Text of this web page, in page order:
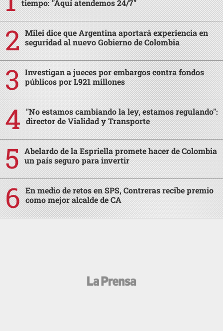
tiempo: "Aquí atendemos 24/7"
Milei dice que Argentina aportará experiencia en
seguridad al nuevo Gobierno de Colombia
Investigan a jueces por embargos contra fondos
públicos por L921 millones
"No estamos cambiando la ley, estamos regulando":
director de Vialidad y Transporte
Abelardo de la Espriella promete hacer de Colombia
un país seguro para invertir
En medio de retos en SPS, Contreras recibe premio
como mejor alcalde de CA